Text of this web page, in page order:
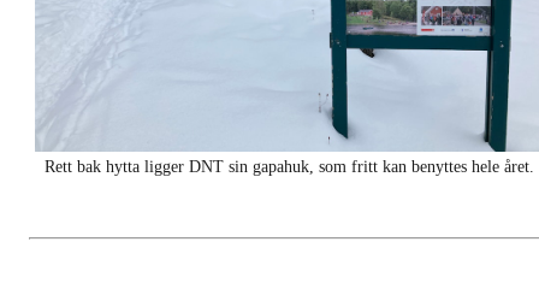
Rett bak hytta ligger DNT sin gapahuk, som fritt kan benyttes hele året.